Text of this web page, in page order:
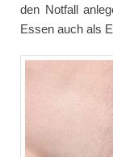
den Notfall
Essen auch als